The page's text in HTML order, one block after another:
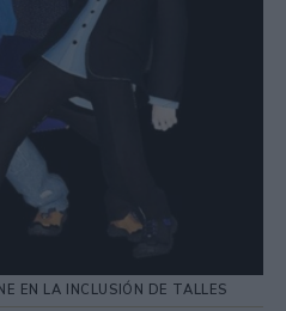
EN LA INCLUSIÓN DE TALLES